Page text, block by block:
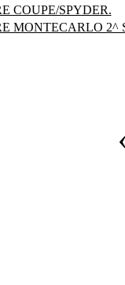
COUPE/SPYDER.
MONTECARLO 2^